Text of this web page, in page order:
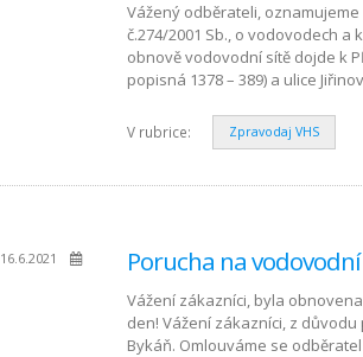
Vážený odběrateli,
č.274/2001 Sb., o vodovodech
obnově vodovodní sítě dojde k
popisná 1378 – 389) a ulice
V rubrice: Zpravodaj VHS
16.6.2021 Porucha na
Vážení zákazníci, byla
den! Vážení zákazníci, z
Bykáň. Omlouváme se